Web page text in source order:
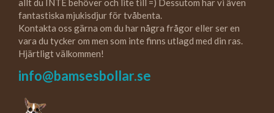
allt du INTE behöver och lite till =) Dessutom har vi även
fantastiska mjukisdjur för tvåbenta.
Kontakta oss gärna om du har några frågor eller ser en
vara du tycker om men som inte finns utlagd med din ras.
Hjärtligt välkommen!
info@bamsesbollar.se